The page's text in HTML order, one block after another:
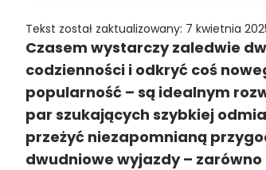
Tekst został zaktualizowany: 7 kwietnia
Czasem wystarczy zaledwie
codzienności i odkryć coś
popularność – są idealnym
par szukających szybkiej
przeżyć niezapomnianą
dwudniowe wyjazdy –